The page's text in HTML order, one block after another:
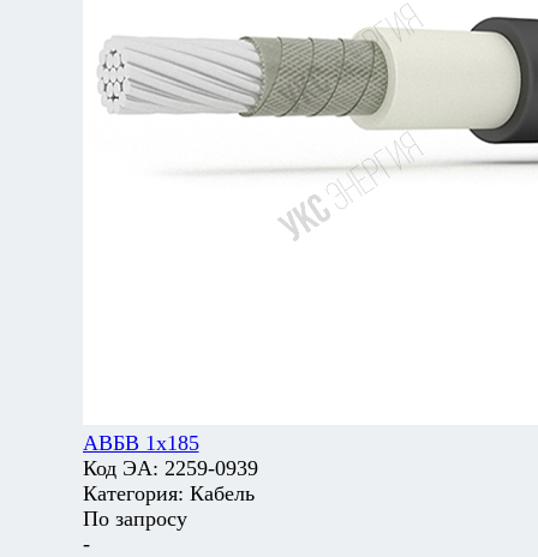
АВБВ 1х185
Код ЭА: 2259-0939
Категория: Кабель
По запросу
-